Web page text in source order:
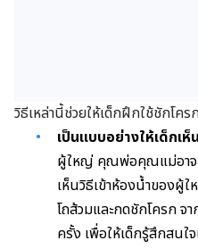
วิธีเหล่านี้ช่วยให้เด็กฝึกใช้ชักโคร
เป็นแบบอย่างให้เด็กเห็น
ผู้ใหญ่ คุณพ่อคุณแม่อาจเ
เห็นวิธีเข้าห้องน้ำของผู้
โถส้วมและกดชักโครก จ
ครั้ง เพื่อให้เด็กรู้สึกสนใ